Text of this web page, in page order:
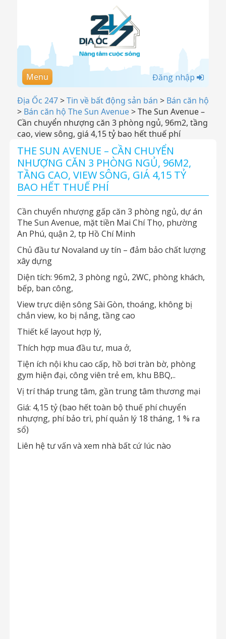
Menu Đăng nhập
Địa Ốc 247>Tin về bất động sản bán > Bán căn hộ
> Bán căn hộ The Sun Avenue>The Sun Avenue –
Cần chuyển nhượng căn 3 phòng ngủ, 96m2, tầng
cao, view sông, giá 4,15 tỷ bao hết thuế phí
THE SUN AVENUE – CẦN CHUYỂN
NHƯỢNG CĂN 3 PHÒNG NGỦ, 96M2,
TẦNG CAO, VIEW SÔNG, GIÁ 4,15 TỶ
BAO HẾT THUẾ PHÍ
Cần chuyển nhượng gấp căn 3 phòng ngủ, dự án
The Sun Avenue, mặt tiền Mai Chí Thọ, phường
An Phú, quận 2, tp Hồ Chí Minh
Chủ đầu tư Novaland uy tín – đảm bảo chất lượng
xây dựng
Diện tích: 96m2, 3 phòng ngủ, 2WC, phòng khách,
bếp, ban công,
View trực diện sông Sài Gòn, thoáng, không bị
chắn view, ko bị nắng, tầng cao
Thiết kế layout hợp lý,
Thích hợp mua đầu tư, mua ở,
Tiện ích nội khu cao cấp, hồ bơi tràn bờ, phòng
gym hiện đại, công viên trẻ em, khu BBQ,..
Vị trí tháp trung tâm, gần trung tâm thương mại
Giá: 4,15 tỷ (bao hết toàn bộ thuế phí chuyển
nhượng, phí bảo trì, phí quản lý 18 tháng, 1 % ra
sổ)
Liên hệ tư vấn và xem nhà bất cứ lúc nào